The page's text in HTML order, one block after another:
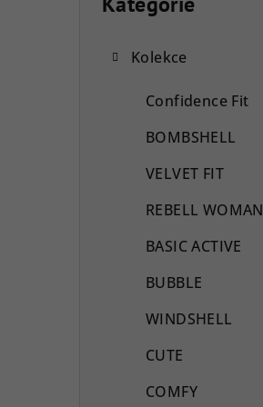
kategorie
Kolekce
Confidence Fit
BOMBSHELL
VELVET FIT
REBELL WOMAN
BASIC ACTIVE
BUBBLE
WINDSHELL
CUTE
COMFY